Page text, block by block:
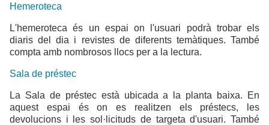
Hemeroteca
L'hemeroteca és un espai on l'usuari podrà trobar els
diaris del dia i revistes de diferents temàtiques. També
compta amb nombrosos llocs per a la lectura.
Sala de préstec
La Sala de préstec està ubicada a la planta baixa. En
aquest espai és on es realitzen els préstecs, les
devolucions i les sol·licituds de targeta d'usuari. També